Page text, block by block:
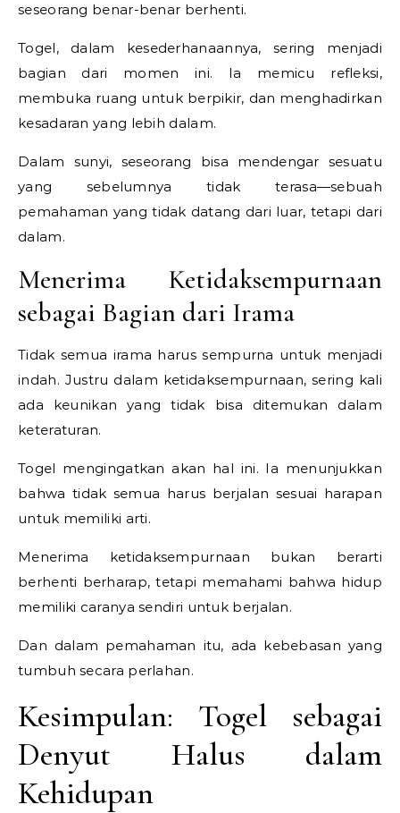
seseorang benar-benar berhenti.
Togel, dalam kesederhanaannya, sering menjadi
bagian dari momen ini. Ia memicu refleksi,
membuka ruang untuk berpikir, dan menghadirkan
kesadaran yang lebih dalam.
Dalam sunyi, seseorang bisa mendengar sesuatu
yang sebelumnya tidak terasa—sebuah
pemahaman yang tidak datang dari luar, tetapi dari
dalam.
Menerima Ketidaksempurnaan
sebagai Bagian dari Irama
Tidak semua irama harus sempurna untuk menjadi
indah. Justru dalam ketidaksempurnaan, sering kali
ada keunikan yang tidak bisa ditemukan dalam
keteraturan.
Togel mengingatkan akan hal ini. Ia menunjukkan
bahwa tidak semua harus berjalan sesuai harapan
untuk memiliki arti.
Menerima ketidaksempurnaan bukan berarti
berhenti berharap, tetapi memahami bahwa hidup
memiliki caranya sendiri untuk berjalan.
Dan dalam pemahaman itu, ada kebebasan yang
tumbuh secara perlahan.
Kesimpulan: Togel sebagai
Denyut Halus dalam
Kehidupan